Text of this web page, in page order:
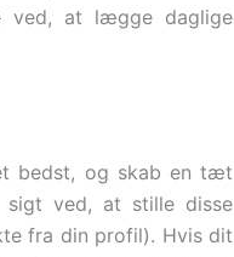
ved, at lægge daglige
bedst, og skab en tæt
ved, at stille disse
fra din profil). Hvis dit